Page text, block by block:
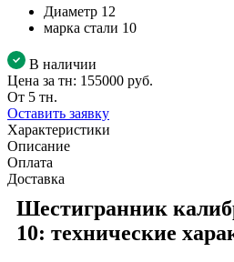
Диаметр 12
марка стали 10
В наличии
Цена за тн: 155000 руб.
От 5 тн.
Оставить заявку
Характеристики
Описание
Оплата
Доставка
Шестигранник
10: технические